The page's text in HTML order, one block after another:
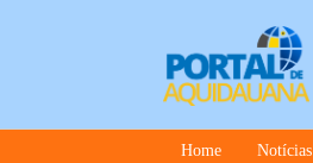
Home Notícias